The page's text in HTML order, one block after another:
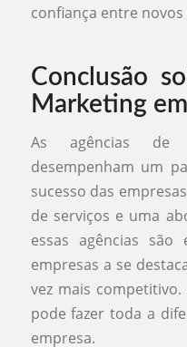
confiança entre
Conclusão
Marketing
As agências de
desempenham um
sucesso das
de serviços e uma
essas agências são
empresas a se
vez mais
pode fazer toda a
empresa.